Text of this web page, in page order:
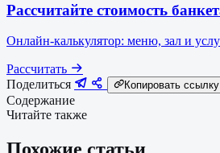
Рассчитайте стоимость
Онлайн-калькулятор: меню, зал и
Рассчитать
Поделиться
Копировать ссылку
Содержание
Читайте также